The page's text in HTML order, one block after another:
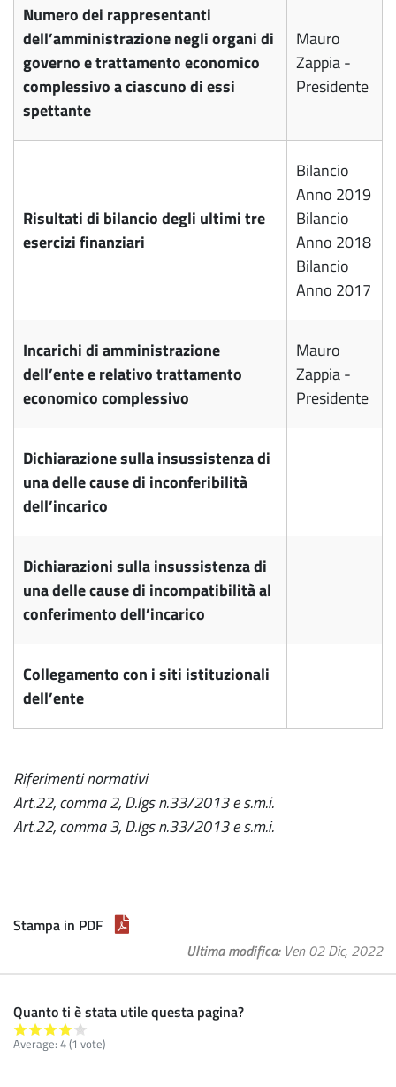
Numero dei rappresentanti
dell’amministrazione negli organi di
governo e trattamento economico
complessivo a ciascuno di essi
spettante
Mauro
Zappia -
Presidente
Risultati di bilancio degli ultimi tre
esercizi finanziari
Bilancio
Anno 2019
Bilancio
Anno 2018
Bilancio
Anno 2017
Incarichi di amministrazione
dell’ente e relativo trattamento
economico complessivo
Mauro
Zappia -
Presidente
Dichiarazione sulla insussistenza di
una delle cause di inconferibilità
dell’incarico
Dichiarazioni sulla insussistenza di
una delle cause di incompatibilità al
conferimento dell’incarico
Collegamento con i siti istituzionali
dell’ente
Riferimenti normativi
Art.22, comma 2, D.lgs n.33/2013 e s.m.i.
Art.22, comma 3, D.lgs n.33/2013 e s.m.i.
Stampa in PDF
Ultima modifica Ven 02 Dic, 2022
Quanto ti è stata utile questa pagina?
Average: 4(1 vote)